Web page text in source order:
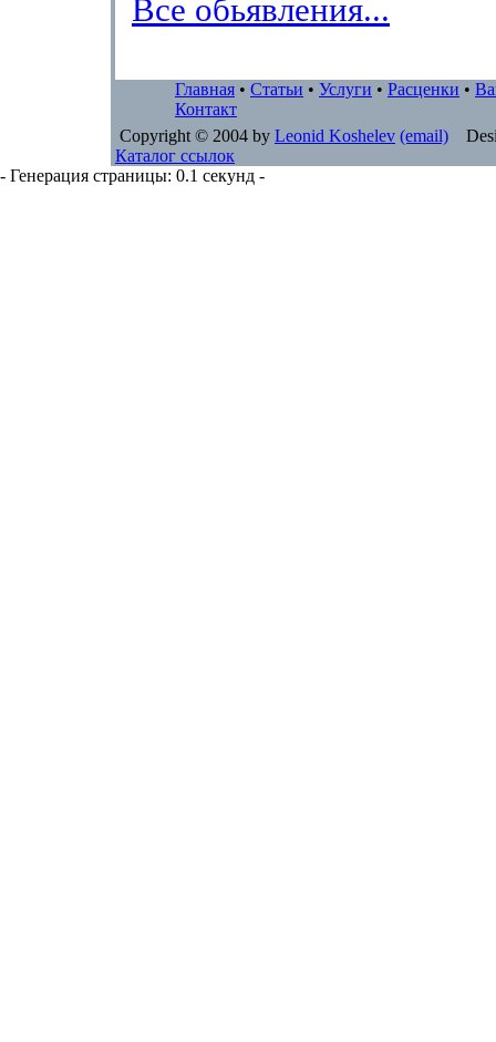
Все обьявления...
Главная • Статьи • Услуги • Расценки •
Контакт
Copyright © 2004 by Leonid Koshelev (email)
Каталог ссылок
- Генерация страницы: 0.1 секунд -